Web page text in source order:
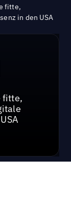
fitte,
in den USA
fitte,